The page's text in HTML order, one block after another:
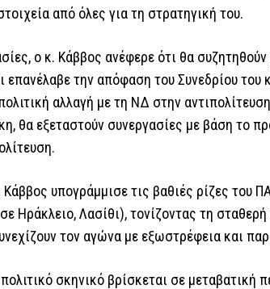
από όλες για τη στρατηγική του.
ο κ. Κάββος ανέφερε ότι θα
επανέλαβε την απόφαση του Συνεδρίου
αλλαγή με τη ΝΔ στην
θα εξεταστούν συνεργασίες με βάση το
υπογράμμισε τις βαθιές ρίζες του
Ηράκλειο, Λασίθι), τονίζοντας τη
τον αγώνα με εξωστρέφεια και
σκηνικό βρίσκεται σε μεταβατική